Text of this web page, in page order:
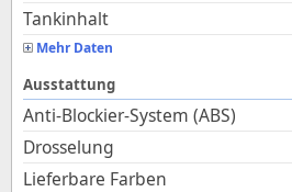
Tankinhalt
Mehr Daten
Ausstattung
Anti-Blockier-System (ABS)
Drosselung
Lieferbare Farben